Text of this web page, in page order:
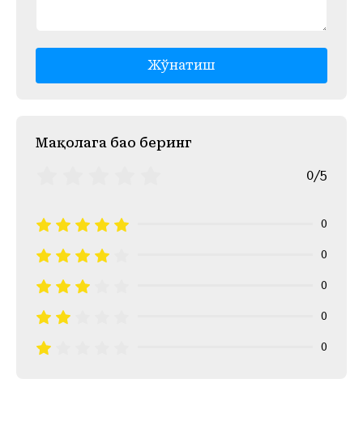
Жўнатиш
Mақолага баҳо беринг
0/5
0
0
0
0
0